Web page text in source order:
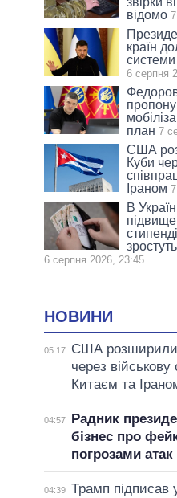
відомо
країн
6 серпня
план 7
США
Куби
Іраном
В
6 серпня 2026, 23:45
НОВИНИ
05:17
США розширили
через
Китаєм та
04:57
Радник
бізнес про
погрозами атак
04:39 Трамп підписав